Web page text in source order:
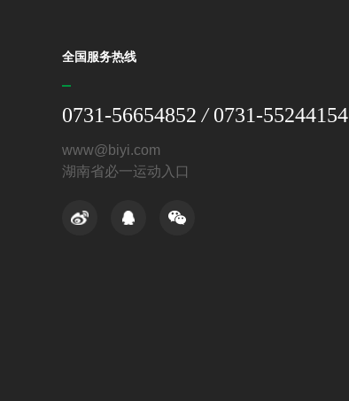
全国服务热线
0731-56654852 / 0731-55244154
www@biyi.com
湖南省必一运动入口